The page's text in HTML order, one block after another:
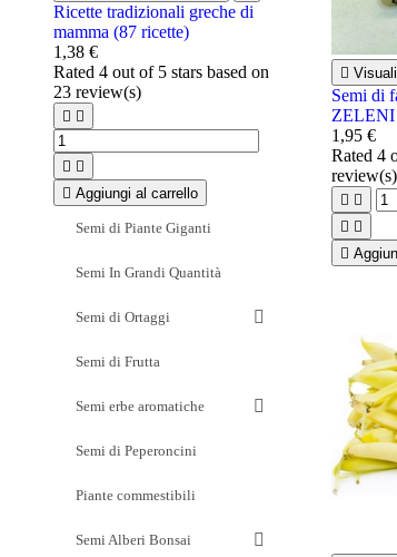
Ricette tradizionali greche di
mamma (87 ricette)
1,38 €
Rated 4 out of 5 stars based on
23 review(s)
 
 
 Aggiungi al carrello
Semi di Piante Giganti
Semi In Grandi Quantità
Semi di Ortaggi
Semi di Frutta
Semi erbe aromatiche
Semi di Peperoncini
Piante commestibili
Semi Alberi Bonsai

Semi di
ZELENI
1,95 €
Rated 4
review(s)
 
 
